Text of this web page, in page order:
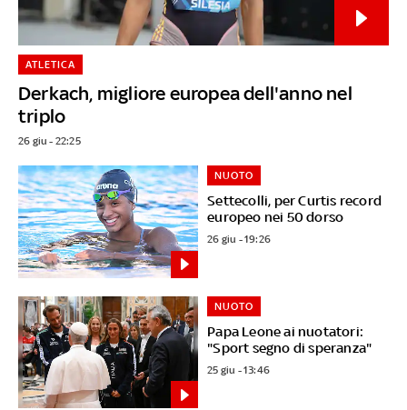
Derkach, migliore europea dell'anno nel
triplo
ATLETICA
26 giu - 22:25
Settecolli, per Curtis record
europeo nei 50 dorso
NUOTO
26 giu - 19:26
Papa Leone ai nuotatori:
"Sport segno di speranza"
NUOTO
25 giu - 13:46